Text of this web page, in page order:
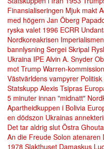
Finansialiseringen Mjuk makt
med högern Jan Öberg
ryska valet 1996 ECRR
Nordkoreakrisen
bannlysning Sergei Skripal
Ukraina IPE Alvin A. Snyder
mot Trump Warren-
Västvärldens vampyrer
Statskupp Alexis Tsipras
5 minuter innan "midnatt"
Apartheidkuppen i Bolivia
en dödszon Ukrainas
Det tar aldrig slut Östra Ghouta
An die Freude Solon atenaren
1978 Slakthuset Damaskus